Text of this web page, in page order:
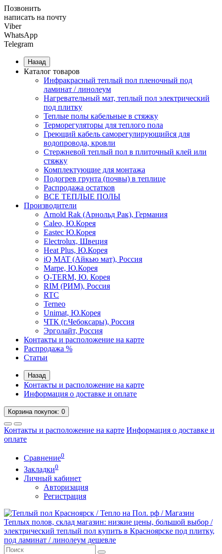
Позвонить
написать на почту
Viber
WhatsApp
Telegram
Назад
Каталог товаров
Инфракрасный теплый пол пленочный под
ламинат / линолеум
Нагревательный мат, теплый пол электрический
под плитку
Теплые полы кабельные в стяжку
Терморегуляторы для теплого пола
Греющий кабель саморегулирующийся для
водопровода, кровли
Cтержневой теплый пол в плиточный клей или
стяжку
Комплектующие для монтажа
Подогрев грунта (почвы) в теплице
Распродажа остатков
ВСЕ ТЕПЛЫЕ ПОЛЫ
Производители
Arnold Rak (Арнольд Рак), Германия
Caleo, Ю.Корея
Eastec Ю.Корея
Electrolux, Швеция
Heat Plus, Ю.Корея
iQ MAT (Айкью мат), Россия
Marpe, Ю.Корея
Q-TERM, Ю. Корея
RIM (РИМ), Россия
RTC
Terneo
Unimat, Ю.Корея
ЧТК (г.Чебоксары), Россия
Эрголайт, Россия
Контакты и расположение на карте
Распродажа %
Статьи
Назад
Контакты и расположение на карте
Информация о доставке и оплате
Корзинапокупок: 0
Контакты и расположение на карте Информация о доставке и
оплате
Сравнение0
Закладки0
Личный кабинет
Авторизация
Регистрация